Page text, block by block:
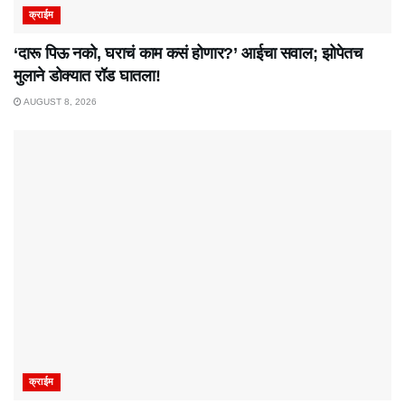
क्राईम
‘दारू पिऊ नको, घराचं काम कसं होणार?’ आईचा सवाल; झोपेतच
मुलाने डोक्यात रॉड घातला!
AUGUST 8, 2026
क्राईम